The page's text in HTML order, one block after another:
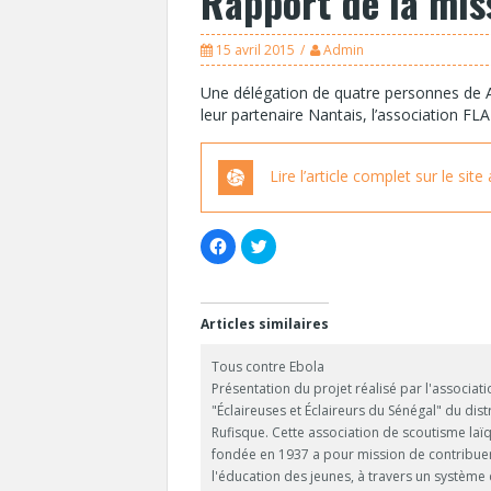
15 avril 2015 Admin
Une délégation de quatre personnes de
leur partenaire Nantais, l’association
Lire l’article complet sur le site
C
l
e
z
p
u
r
p
a
r
t
a
g
e
r
C
l
e
z
p
u
r
p
r
a
g
r
Articles similaires
Tous contre Ebola
Présentation du projet réalisé par
"Éclaireuses et Éclaireurs du Sénégal" du
Rufisque. Cette association de scoutisme
fondée en 1937 a pour mission de
l'éducation des jeunes, à travers un système